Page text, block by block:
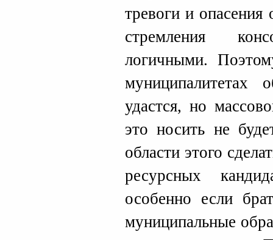
тревоги и
стремления
логичными.
муниципалитетах
удастся, но
это носить не
области этого
ресурсных
особенно если
муниципальные